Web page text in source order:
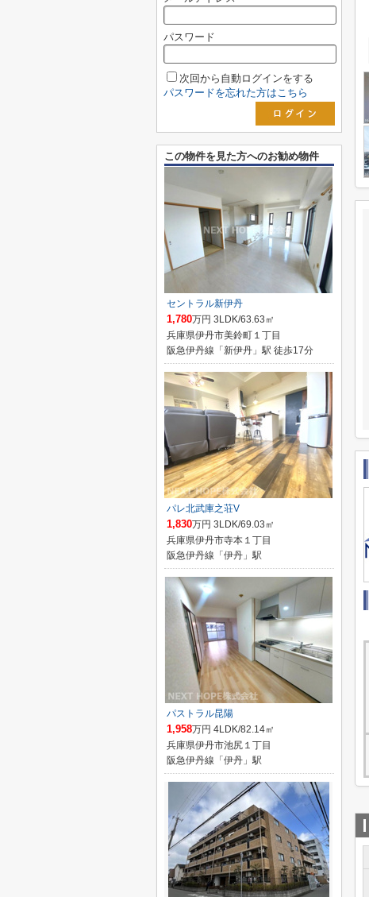
パスワード
次回から自動ログインをする
パスワードを忘れた方はこちら
この物件を見た方へのお勧め物件
セントラル新伊丹
1,780万円 3LDK/63.63㎡
兵庫県伊丹市美鈴町１丁目
阪急伊丹線「新伊丹」駅 徒歩17分
パレ北武庫之荘V
1,830万円 3LDK/69.03㎡
兵庫県伊丹市寺本１丁目
阪急伊丹線「伊丹」駅
パストラル昆陽
1,958万円 4LDK/82.14㎡
兵庫県伊丹市池尻１丁目
阪急伊丹線「伊丹」駅